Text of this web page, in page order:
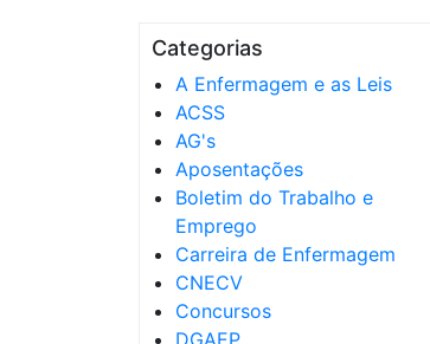
Categorias
A Enfermagem e as Leis
ACSS
AG's
Aposentações
Boletim do Trabalho e
Emprego
Carreira de Enfermagem
CNECV
Concursos
DGAEP